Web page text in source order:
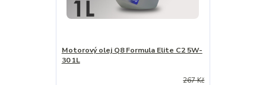
Motorový olej Q8 Formula Elite C2 5W-
30 1L
267 Kč